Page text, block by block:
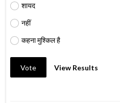
शायद
नहीं
कहना मुश्किल है
Vote View Results